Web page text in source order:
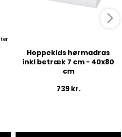
Hoppekids hørmadras
inkl betræk 7 cm - 40x80
cm
739 kr.